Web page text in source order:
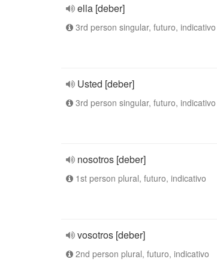
ella [deber]
3rd person singular, futuro, indicativo
Usted [deber]
3rd person singular, futuro, indicativo
nosotros [deber]
1st person plural, futuro, indicativo
vosotros [deber]
2nd person plural, futuro, indicativo